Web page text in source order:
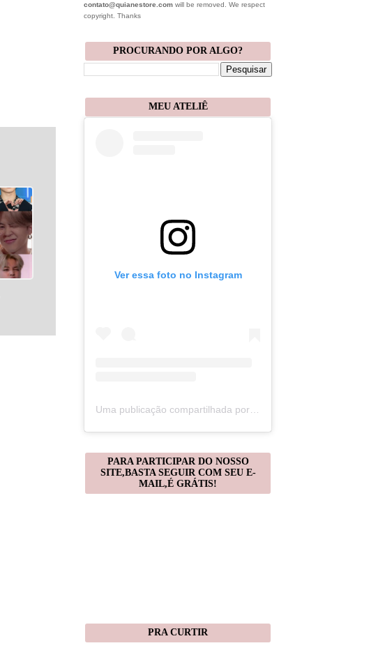
contato@quianestore.com will be removed. We respect
copyright. Thanks
PROCURANDO POR ALGO?
MEU ATELIÊ
Ver essa foto no Instagram
Uma publicação compartilhada por Christiane Gonçalves (@artecomquiane)
PARA PARTICIPAR DO NOSSO
SITE,BASTA SEGUIR COM SEU E-
MAIL,É GRÁTIS!
PRA CURTIR